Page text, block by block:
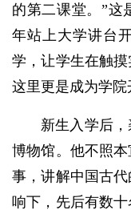
的第二课堂。”这
年站上大学讲台
学，让学生在触
这里更是成为学院
新生入学后
博物馆。他不照
事，讲解中国古
响下，先后有数